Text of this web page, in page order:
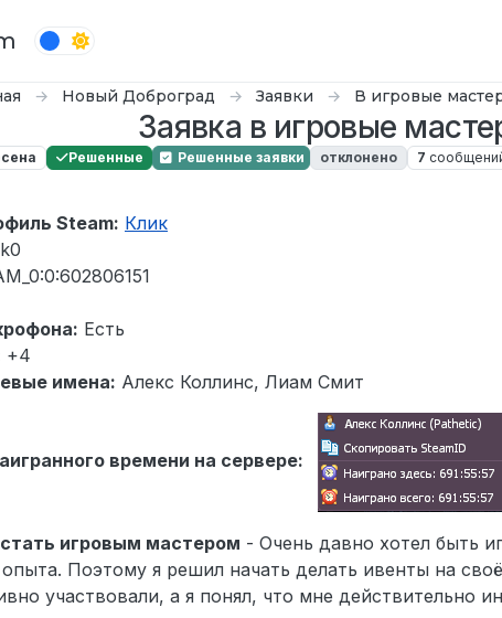
Новый Доброград Заявки В игровые
Заявка в игровые
Решенные Решенные заявки отклонено 7
Steam: Клик
Есть
+4
имена: Алекс Коллинс, Лиам Смит
времени на сервере:
игровым мастером - Очень давно хотел быть
Поэтому я решил начать делать ивенты на
участвовали, а я понял, что мне действительно